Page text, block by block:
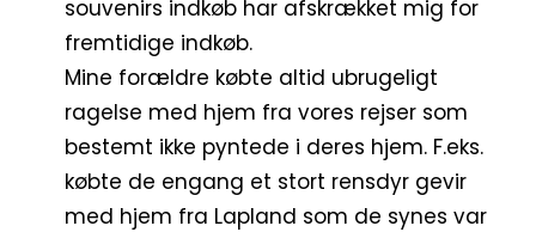
souvenirs indkøb har afskrækket mig for
fremtidige indkøb.
Mine forældre købte altid ubrugeligt
ragelse med hjem fra vores rejser som
bestemt ikke pyntede i deres hjem. F.eks.
købte de engang et stort rensdyr gevir
med hjem fra Lapland som de synes var